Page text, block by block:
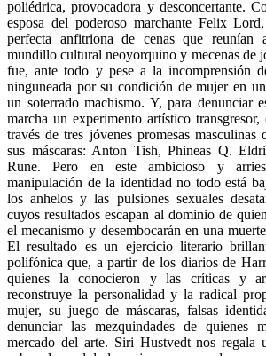
poliédrica, provocadora y desconcertante.
esposa del poderoso marchante Felix
perfecta anfitriona de cenas que reunían
mundillo cultural neoyorquino y mecenas de
fue, ante todo y pese a la incomprensión
ninguneada por su condición de mujer en
un soterrado machismo. Y, para denunciar
marcha un experimento artístico
través de tres jóvenes promesas masculinas
sus máscaras: Anton Tish, Phineas Q.
Rune. Pero en este ambicioso y
manipulación de la identidad no todo está
los anhelos y las pulsiones sexuales
cuyos resultados escapan al dominio de
el mecanismo y desembocarán en una
El resultado es un ejercicio literario
polifónica que, a partir de los diarios de
quienes la conocieron y las críticas y
reconstruye la personalidad y la radical
mujer, su juego de máscaras, falsas
denunciar las mezquindades de quienes
mercado del arte. Siri Hustvedt nos regala